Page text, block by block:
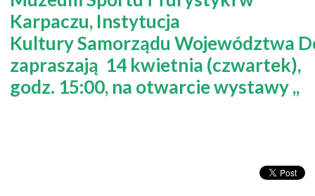
Karpaczu, Instytucja
Kultury Samorządu Województwa
zapraszają 14 kwietnia (czwartek),
godz. 15:00, na otwarcie wystawy ,,